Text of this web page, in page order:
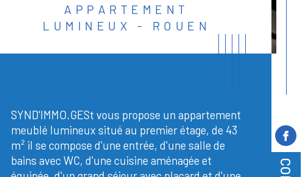
APPARTEMENT
LUMINEUX - ROUEN
SYND'IMMO.GESt vous propose un appartement
meublé lumineux situé au premier étage, de 43
m² il se compose d'une entrée, d'une salle de
bains avec WC, d'une cuisine aménagée et